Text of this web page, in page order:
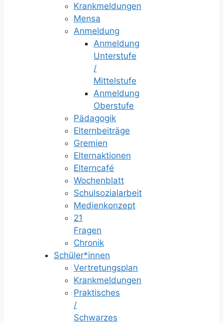
Krankmeldungen
Mensa
Anmeldung
Anmeldung
Unterstufe
/
Mittelstufe
Anmeldung
Oberstufe
Pädagogik
Elternbeiträge
Gremien
Elternaktionen
Elterncafé
Wochenblatt
Schulsozialarbeit
Medienkonzept
21
Fragen
Chronik
Schüler*innen
Vertretungsplan
Krankmeldungen
Praktisches
/
Schwarzes